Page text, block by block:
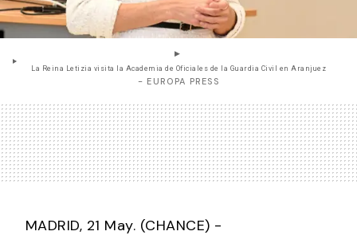
La Reina Letizia visita la Academia de Oficiales de la Guardia Civil en Aranjuez
- EUROPA PRESS
MADRID, 21 May. (CHANCE) -